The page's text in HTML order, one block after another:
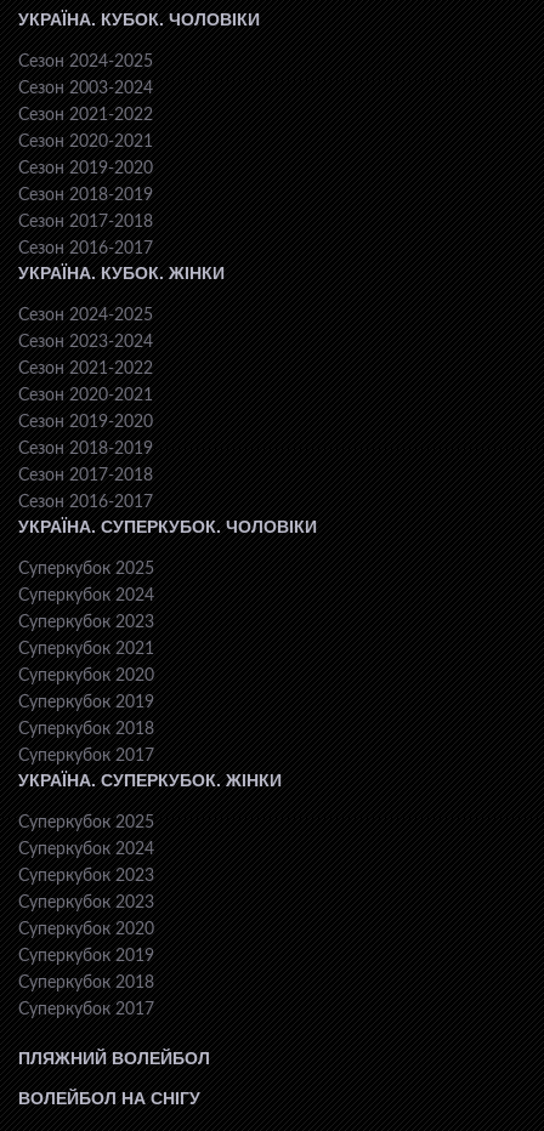
УКРАЇНА. КУБОК. ЧОЛОВІКИ
Сезон 2024-2025
Сезон 2003-2024
Сезон 2021-2022
Сезон 2020-2021
Сезон 2019-2020
Сезон 2018-2019
Сезон 2017-2018
Сезон 2016-2017
УКРАЇНА. КУБОК. ЖІНКИ
Сезон 2024-2025
Сезон 2023-2024
Сезон 2021-2022
Сезон 2020-2021
Сезон 2019-2020
Сезон 2018-2019
Сезон 2017-2018
Сезон 2016-2017
УКРАЇНА. СУПЕРКУБОК. ЧОЛОВІКИ
Суперкубок 2025
Суперкубок 2024
Суперкубок 2023
Суперкубок 2021
Суперкубок 2020
Суперкубок 2019
Суперкубок 2018
Суперкубок 2017
УКРАЇНА. СУПЕРКУБОК. ЖІНКИ
Суперкубок 2025
Суперкубок 2024
Суперкубок 2023
Суперкубок 2023
Суперкубок 2020
Суперкубок 2019
Суперкубок 2018
Суперкубок 2017
ПЛЯЖНИЙ ВОЛЕЙБОЛ
ВОЛЕЙБОЛ НА СНІГУ